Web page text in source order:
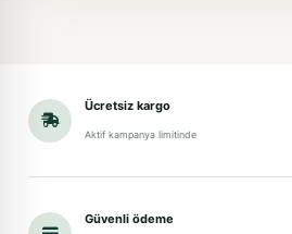
Ücretsiz kargo
Aktif kampanya limitinde
Güvenli ödeme